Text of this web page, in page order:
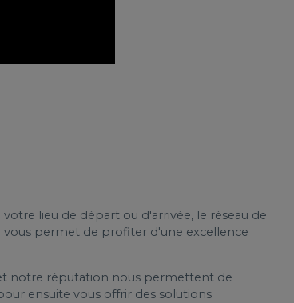
lieu de départ ou d'arrivée, le réseau de
vous permet de profiter d'une excellence
notre réputation nous permettent de
ensuite vous offrir des solutions